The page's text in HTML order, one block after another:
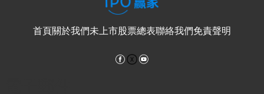
首頁關於我們未上市股票總表聯絡我們免責聲明
Facebook